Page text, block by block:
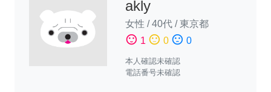
akly
女性 /40代 /東京都
sentiment_satisfied 1 sentiment_neutral 0 sentiment_dissatisfied 0
本人確認未確認
電話番号未確認